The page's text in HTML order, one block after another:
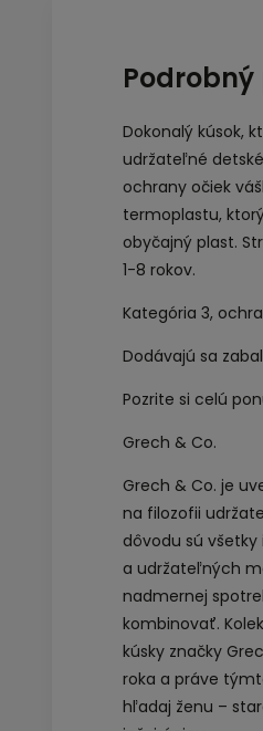
Podrobný
Dokonalý kúsok,
udržateľné
ochrany očiek
termoplastu,
obyčajný plast.
1-8 rokov.
Kategória 3,
Dodávajú sa
Pozrite si celú
Grech & Co.
Grech & Co. je
na filozofii
dôvodu sú
a udržateľných
nadmernej
kombinovať.
kúsky značky
roka a práve
hľadaj ženu –